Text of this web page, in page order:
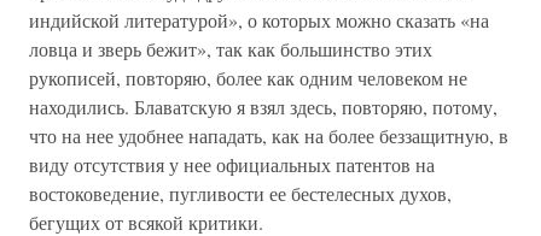
индийской литературой», о которых можно сказать «на
ловца и зверь бежит», так как большинство этих
рукописей, повторяю, более как одним человеком не
находились. Блаватскую я взял здесь, повторяю, потому,
что на нее удобнее нападать, как на более беззащитную, в
виду отсутствия у нее официальных патентов на
востоковедение, пугливости ее бестелесных духов,
бегущих от всякой критики.